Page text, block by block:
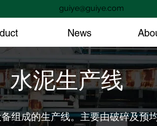
News
guiye@guiye.com
水泥生产线
组成的生产线。主要由破碎及预